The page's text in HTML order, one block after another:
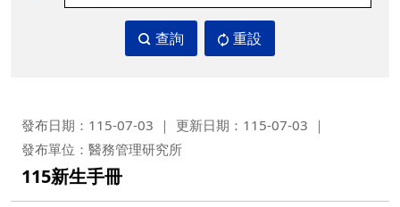
查詢 重設
發布日期：115-07-03
更新日期：115-07-03
發布單位：醫務管理研究所
115新生手冊